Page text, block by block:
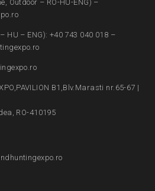
Outdoor – RO-HU-ENG) –
HU – ENG): +40 743 040 018 –
B1,Blv.Marasti nr.65-67 |
RO-410195